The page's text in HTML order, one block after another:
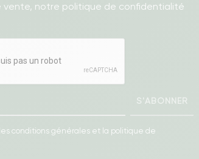
vente, notre politique de confidentialité
S'ABONNER
conditions générales et la politique de